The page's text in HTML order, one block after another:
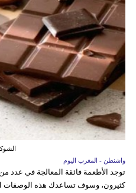
واشنطن - المغرب اليوم
توجد الأطعمة فائقة المعالجة في عدد
كثيرون، وسوف تساعدك هذه الوصفات